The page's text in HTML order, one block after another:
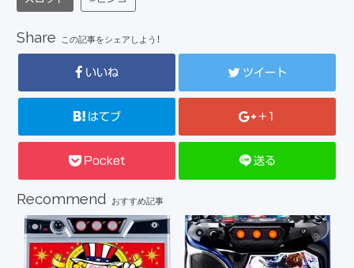
Share この記事をシェアしよう！
いいね ツイート
はてブ +1
Pocket 送る
Recommend おすすめ記事